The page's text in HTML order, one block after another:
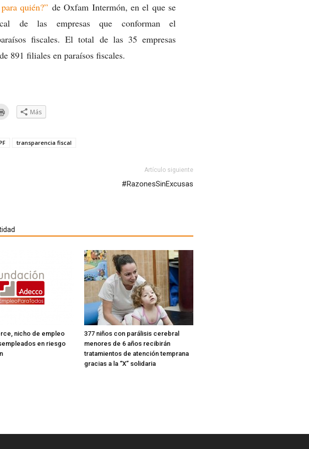
quién?” de Oxfam Intermón, en el que se
de las empresas que conforman el
fiscales. El total de las 35 empresas
891 filiales en paraísos fiscales.
abre
Más
transparencia fiscal
Artículo siguiente
#RazonesSinExcusas
nicho de empleo
en riesgo
377 niños con parálisis cerebral
menores de 6 años recibirán
tratamientos de atención temprana
gracias a la “X” solidaria